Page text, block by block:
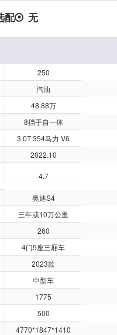
配 无
250
汽油
48.88万
8挡手自一体
3.0T 354马力 V6
2022.10
4.7
奥迪S4
三年或10万公里
260
4门5座三厢车
2023款
中型车
1775
500
4770*1847*1410